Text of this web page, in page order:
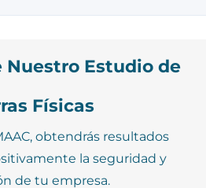
Nuestro Estudio de
Físicas
obtendrás resultados
la seguridad y
de tu empresa.